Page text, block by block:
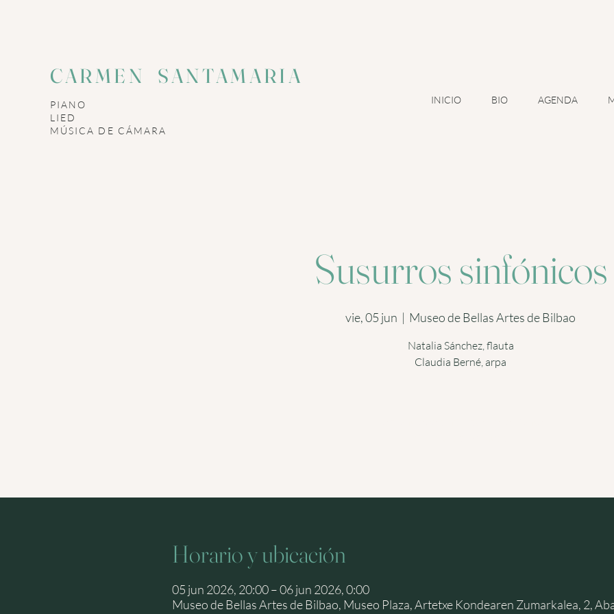
CARMEN SANTAMARIA
PIANO
LIED
​MÚSICA DE CÁMARA
INICIO BIO AGENDA
Susurros sinfónicos
vie, 05 jun
  |
Museo de Bellas Artes de Bilbao
Natalia Sánchez, flauta
Claudia Berné, arpa
Horario y ubicación
05 jun 2026, 20:00 – 06 jun 2026, 0:00
Museo de Bellas Artes de Bilbao, Museo Plaza, Artetxe Kondearen Zumarkalea, 2,